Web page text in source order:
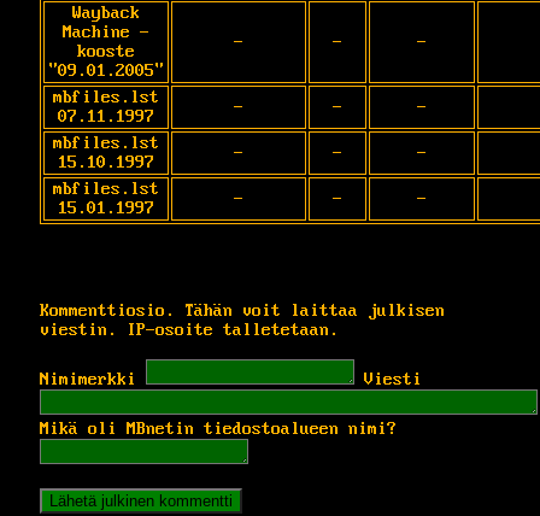
Wayback
Machine -
kooste
"09.01.2005"
- - -
mbfiles.lst
07.11.1997
- -
-
mbfiles.lst
15.10.1997
- -
-
mbfiles.lst
15.01.1997
- - -
Kommenttiosio. Tähän voit laittaa julkisen
viestin. IP-osoite talletetaan.
Nimimerkki Viesti
Mikä oli MBnetin tiedostoalueen nimi?